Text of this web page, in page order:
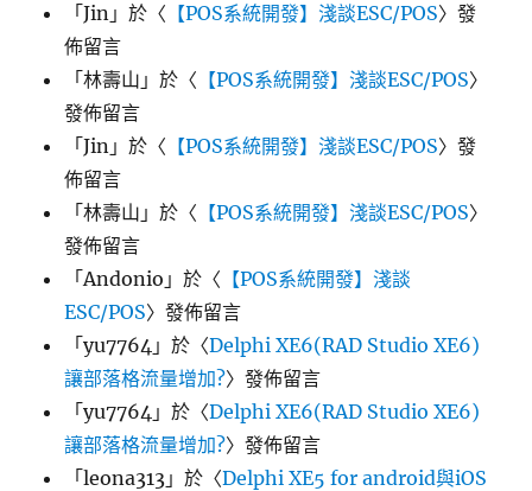
「Jin 」於〈 【POS系統開發】淺談ESC/POS〉發
佈留言
「林壽山 」於〈 【POS系統開發】淺談ESC/POS〉
發佈留言
「Jin 」於〈 【POS系統開發】淺談ESC/POS〉發
佈留言
「林壽山 」於〈 【POS系統開發】淺談ESC/POS〉
發佈留言
「Andonio 」於〈 【POS系統開發】淺談
ESC/POS〉發佈留言
「yu7764 」於〈Delphi XE6(RAD Studio XE6)
讓部落格流量增加?〉發佈留言
「yu7764 」於〈Delphi XE6(RAD Studio XE6)
讓部落格流量增加?〉發佈留言
「leona313 」於〈Delphi XE5 for android與iOS